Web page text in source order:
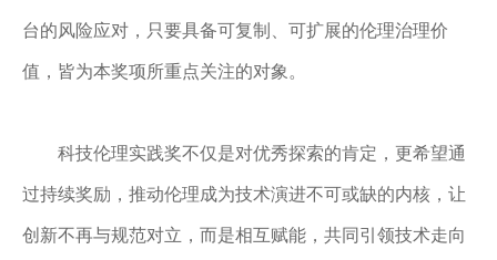
台的风险应对，只要具备可复制、可扩展的伦理治理价
值，皆为本奖项所重点关注的对象。
科技伦理实践奖不仅是对优秀探索的肯定，更希望通
过持续奖励，推动伦理成为技术演进不可或缺的内核，让
创新不再与规范对立，而是相互赋能，共同引领技术走向